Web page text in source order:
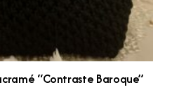
“Contraste Baroque”